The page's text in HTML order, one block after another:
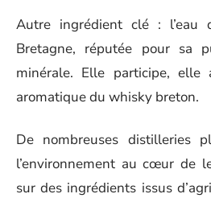
Autre ingrédient clé : l’eau
Bretagne, réputée pour sa
minérale. Elle participe, elle
aromatique du whisky breton.
De nombreuses distilleries
l’environnement au cœur de
sur des ingrédients issus